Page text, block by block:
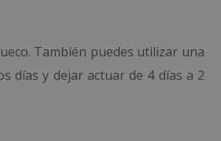
También puedes utilizar una
días y dejar actuar de 4 días a 2